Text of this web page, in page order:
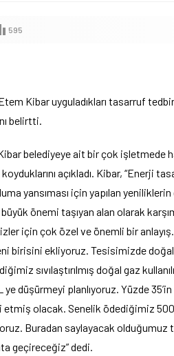
595
Kibar uyguladıkları tasarruf
belirtti.
belediyeye ait bir çok
açıkladı. Kibar, “Enerji
yansıması için yapılan
önemi taşıyan alan olarak
için çok özel ve önemli bir
birisini ekliyoruz. Tesisimizde
sıvılaştırılmış doğal gaz
ye düşürmeyi planlıyoruz. Yüzde
olacak. Senelik ödediğimiz
Buradan saylayacak
geçireceğiz” dedi.